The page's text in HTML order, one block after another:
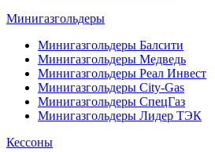
Минигазгольдеры
Минигазгольдеры Балсити
Минигазгольдеры Медведь
Минигазгольдеры Реал Инвест
Минигазгольдеры City-Gas
Минигазгольдеры СпецГаз
Минигазгольдеры Лидер ТЭК
Кессоны